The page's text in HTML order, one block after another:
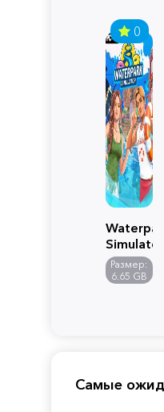
0
Waterpark
Simulator
Размер:
6.65 GB
Самые